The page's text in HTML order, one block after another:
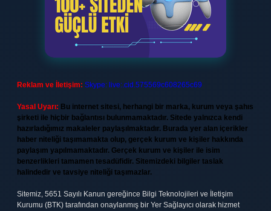
Reklam ve İletişim: Skype: live:.cid.575569c608265c69
Yasal Uyarı: Bu internet sitesi, herhangi bir marka, kurum veya şahıs
şirketi ile hiçbir bağlantısı bulunmamaktadır. Sitede yalnızca kendi
hazırladığımız makaleler paylaşılmaktadır. Burada yer alan içerikler
haber niteliği taşımamakta olup, gerçek kurum ve kişiler hakkında
paylaşım yapılmamaktadır. Gerçek kurum ve kişiler ile isim
benzerlikleri tamamen tesadüfidir. Sitemizdeki bilgiler taslak
halindedir ve tavsiye niteliği taşımazlar.
Sitemiz, 5651 Sayılı Kanun gereğince Bilgi Teknolojileri ve İletişim
Kurumu (BTK) tarafından onaylanmış bir Yer Sağlayıcı olarak hizmet